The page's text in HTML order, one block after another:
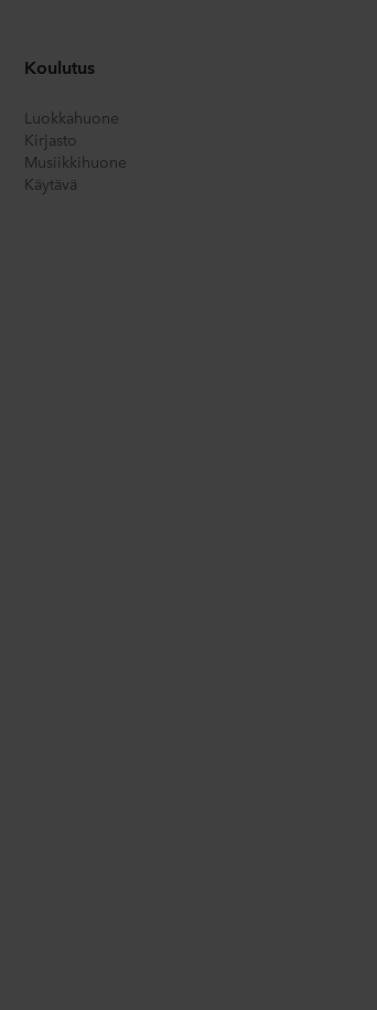
Koulutus
Luokkahuone
Kirjasto
Musiikkihuone
Käytävä